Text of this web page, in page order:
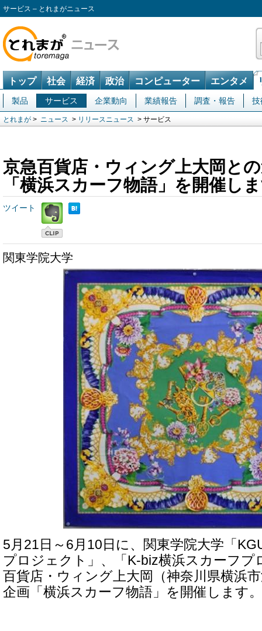
サービス – とれまがニュース
トップ 社会 経済 政治 コンピューター エンタメ
製品 サービス 企業動向 業績報告 調査・報告 技
とれまが > ニュース > リリースニュース > サービス
京急百貨店・ウィング上大岡と
「横浜スカーフ物語」を開催し
ツイート
関東学院大学
5月21日～6月10日に、関東学院大学「
プロジェクト」、「K-biz横浜スカーフプ
百貨店・ウィング上大岡（神奈川県横浜
企画「横浜スカーフ物語」を開催します。